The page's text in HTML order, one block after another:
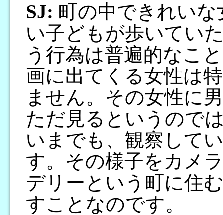
SJ: 町の中できれい
い子どもが歩いてい
う行為は普遍的なこ
画に出てくる女性は
ません。その女性に
ただ見るというので
いまでも、観察して
す。その様子をカメ
デリーという町に住
すことなのです。